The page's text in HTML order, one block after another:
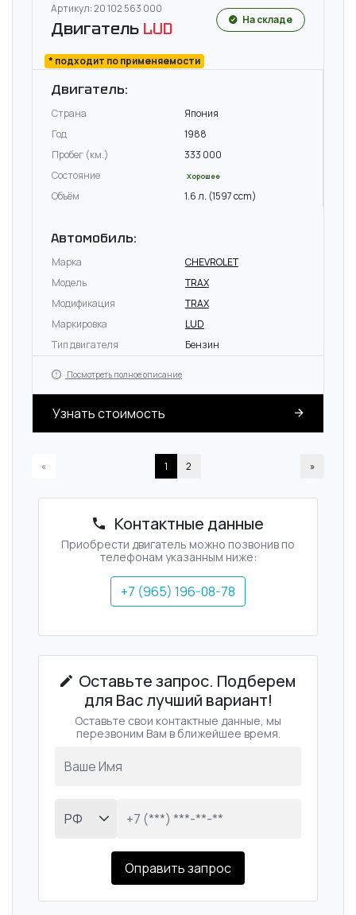
Артикул: 20 102 563 000
Двигатель LUD
* подходит по применяемости
На складе
Двигатель:
Страна
Япония
Год
1988
Пробег (км.)
333 000
Состояние
Хорошее
Объём 1.6 л. (1597 ccm)
Автомобиль:
Марка
CHEVROLET
Модель
TRAX
Модификация
TRAX
Маркировка
LUD
Тип двигателя
Бензин
Посмотреть полное описание
Узнать стоимость
« 1 2 »
Контактные данные
Приобрести двигатель можно позвонив по
телефонам указанным ниже:
+7 (965) 196-08-78
Оставьте запрос. Подберем
для Вас лучший вариант!
Оставьте свои контактные данные, мы
перезвоним Вам в ближейшее время.
Оправить запрос